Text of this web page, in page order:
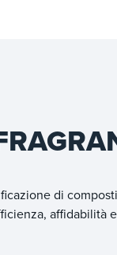
di composti
affidabilità e